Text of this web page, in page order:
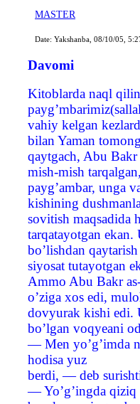
MASTER
Date: Yakshanba, 08/10/05,
Davomi
Kitoblarda naql
vahiy kelgan
bilan Yaman
qaytgach, Abu Bakr
mish-mish
payg’ambar, unga
kishining
sovitish maqsadida
tarqatayotgan
bo’lishdan
siyosat tutayotgan
Ammo Abu Bakr
o’ziga xos edi,
dovyurak kishi edi.
bo’lgan voqyeani
— Men yo’g’imda
hodisa yuz
berdi, — deb
— Yo’g’ingda qiziq